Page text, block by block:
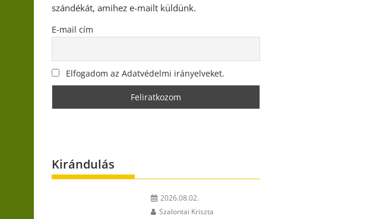
szándékát, amihez e-mailt küldünk.
E-mail cím
Elfogadom az Adatvédelmi irányelveket.
Kirándulás
2026.08.02.
Szalontai Kriszta